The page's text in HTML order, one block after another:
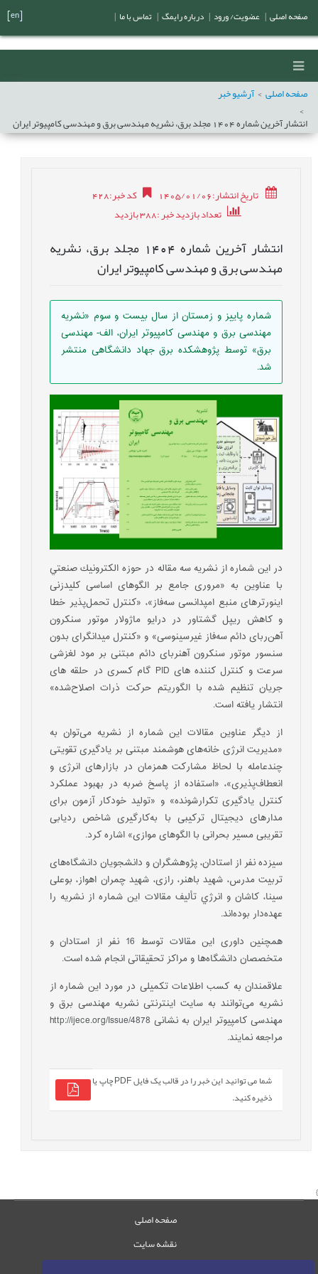
صفحه اصلی
آرشیو خبر
انتشار آخرين شماره 1404 مجلد برق، نشریه مهندسی برق و مهندسی کامپیوتر ایران
تاریخ انتشار:1405/01/06 کد خبر:
428
تعداد بازدید خبر:388 بازدید
انتشار آخرين شماره 1404 مجلد برق، نشریه
مهندسی برق و مهندسی کامپیوتر ایران
شماره پاييز و زمستان از سال بیست و سوم «نشریه
مهندسی برق و مهندسی کامپیوتر ایران، الف- مهندسی
برق» توسط پژوهشکده برق جهاد دانشگاهی منتشر
شد.
در این شماره از نشریه سه مقاله در حوزه الكترونيك صنعتي
با عناوین به «مروری جامع بر الگوهای اساسی کلیدزنی
اینورترهای منبع امپدانسی سه‌فاز»، «کنترل تحمل‌پذیر خطا
و کاهش ریپل گشتاور در درایو ماژولار موتور سنکرون
آهن‌ربای دائم سه‌فاز غیرسینوسی» و «کنترل میدانگرای بدون
سنسور موتور سنکرون آهنربای دائم مبتنی بر مود لغزشی
سرعت و کنترل کننده های PID گام کسری در حلقه های
جریان تنظیم شده با الگوریتم حرکت ذرات اصلاح‌شده»
انتشار یافته است.
از دیگر عناوین مقالات این شماره از نشریه می‌توان به
«مدیریت انرژی خانه‌های هوشمند مبتنی بر یادگیری تقویتی
چندعامله با لحاظ مشارکت همزمان در بازارهای انرژی و
انعطاف‌پذیری»، «استفاده از پاسخ ضربه در بهبود عملکرد
کنترل یادگیری تکرارشونده»‌ و «تولید خودکار آزمون برای
مدارهای دیجیتال ترکیبی با به‌کارگیری شاخص ردیابی
تقریبی مسیر بحرانی با الگوهای موازی»‌ اشاره کرد.
سيزده نفر از استادان، پژوهشگران و دانشجویان دانشگاه‌های
تربيت مدرس، شهيد باهنر، رازی، شهيد چمران اهواز، بوعلی
سينا، كاشان و انرژي تألیف مقالات این شماره از نشریه را
عهده‌دار بوده‌اند.
همچنین داوری این مقالات توسط 16 نفر از استادان و
متخصصان دانشگاه‌ها و مراکز تحقیقاتی انجام شده است.
علاقمندان به کسب اطلاعات تکمیلی در مورد این شماره از
نشریه می‌توانند به سایت اینترنتی نشریه مهندسی برق و
مهندسی کامپیوتر ایران به نشانی http://ijece.org/Issue/4878
مراجعه نمایند.
شما می توانید این خبر را در قالب یک فایل PDF چاپ یا
ذخیره کنید.
صفحه اصلی
نقشه سایت
صفحه اصلی عضویت/ ورود درباره رایمگ تماس با ما